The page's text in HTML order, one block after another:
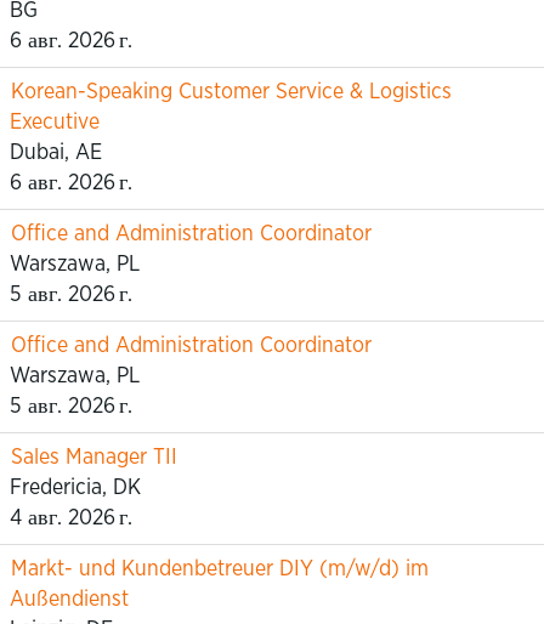
BG
6 авг. 2026 г.
Korean-Speaking Customer Service & Logistics
Executive
Dubai, AE
6 авг. 2026 г.
Office and Administration Coordinator
Warszawa, PL
5 авг. 2026 г.
Office and Administration Coordinator
Warszawa, PL
5 авг. 2026 г.
Sales Manager TII
Fredericia, DK
4 авг. 2026 г.
Markt- und Kundenbetreuer DIY (m/w/d) im
Außendienst